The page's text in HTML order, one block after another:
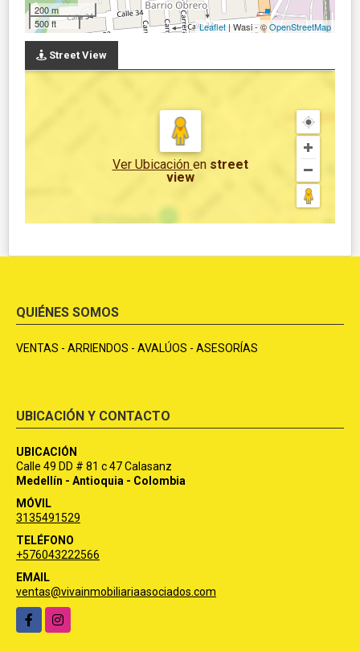
200 m
500 ft
Leaflet | Wasi - ©OpenStreetMap
Street View
Ver Ubicación en street
view
QUIÉNES SOMOS
VENTAS - ARRIENDOS - AVALÚOS - ASESORÍAS
UBICACIÓN Y CONTACTO
UBICACIÓN
Calle 49 DD # 81 c 47 Calasanz
Medellín - Antioquia - Colombia
MÓVIL
3135491529
TELÉFONO
+576043222566
EMAIL
ventas@vivainmobiliariaasociados.com
FacebookInstagram